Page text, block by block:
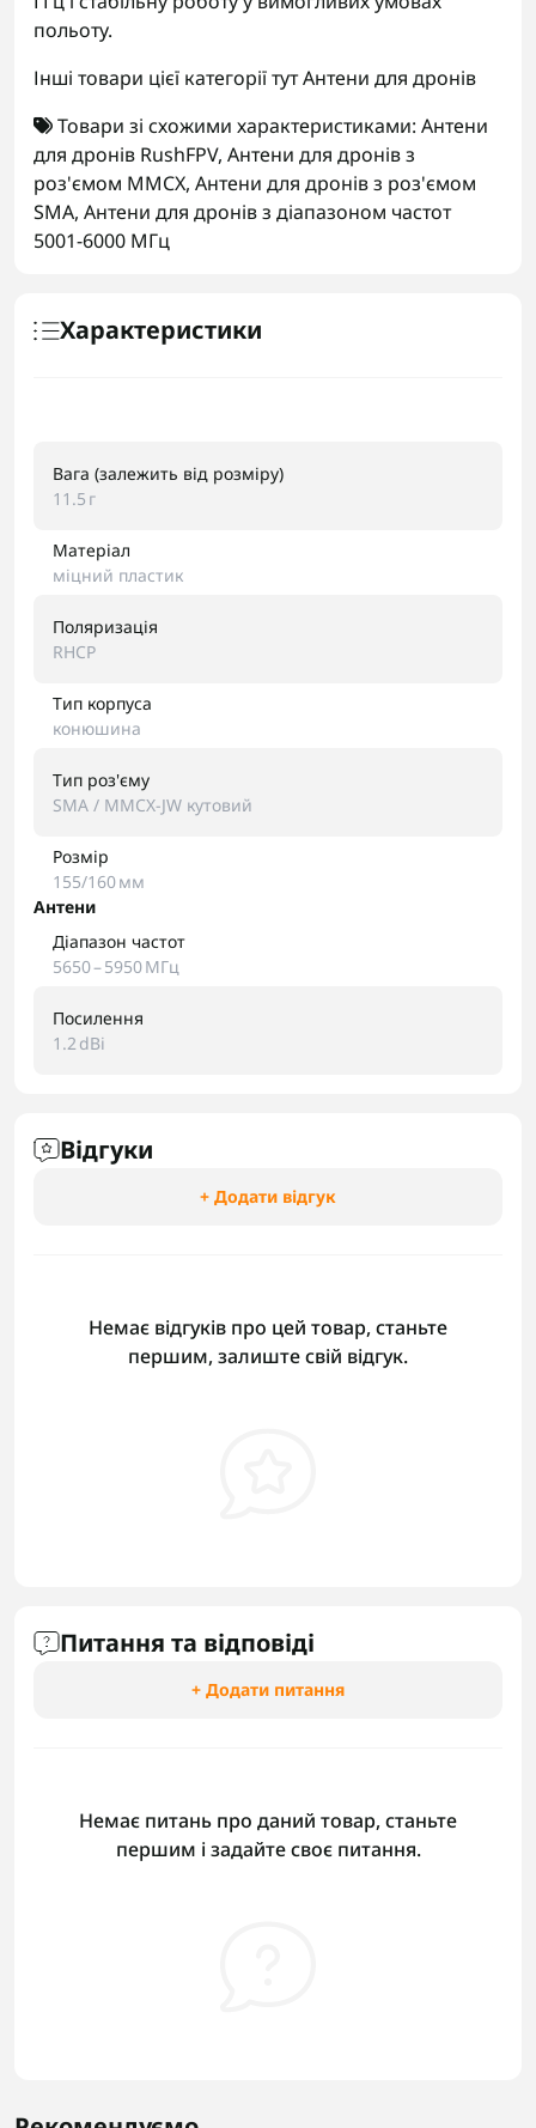
польоту.
Інші товари цієї категорії тутАнтени для дронів
Товари зі схожими характеристиками: Антени
для дронів RushFPV, Антени для дронів з
роз'ємом MMCX, Антени для дронів з роз'ємом
SMA, Антени для дронів з діапазоном частот
5001-6000 МГц
Характеристики
Вага (залежить від розміру)
11.5 г
Матеріал
міцний пластик
Поляризація
RHCP
Тип корпуса
конюшина
Тип роз'єму
SMA / MMCX-JW кутовий
Розмір
155/160 мм
Антени
Діапазон частот
5650 – 5950 МГц
Посилення
1.2 dBi
Відгуки
+ Додати відгук
Немає відгуків про цей товар, станьте
першим, залиште свій відгук.
Питання та відповіді
+ Додати питання
Немає питань про даний товар, станьте
першим і задайте своє питання.